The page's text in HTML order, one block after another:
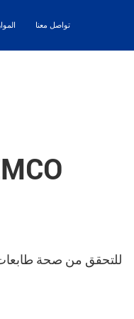
تواصل معنا